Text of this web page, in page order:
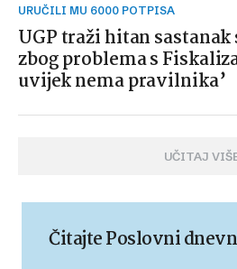
URUČILI MU 6000 POTPISA
UGP traži hitan
zbog problema s
uvijek nema pravilnika’
UČITAJ
Čitajte Poslovni